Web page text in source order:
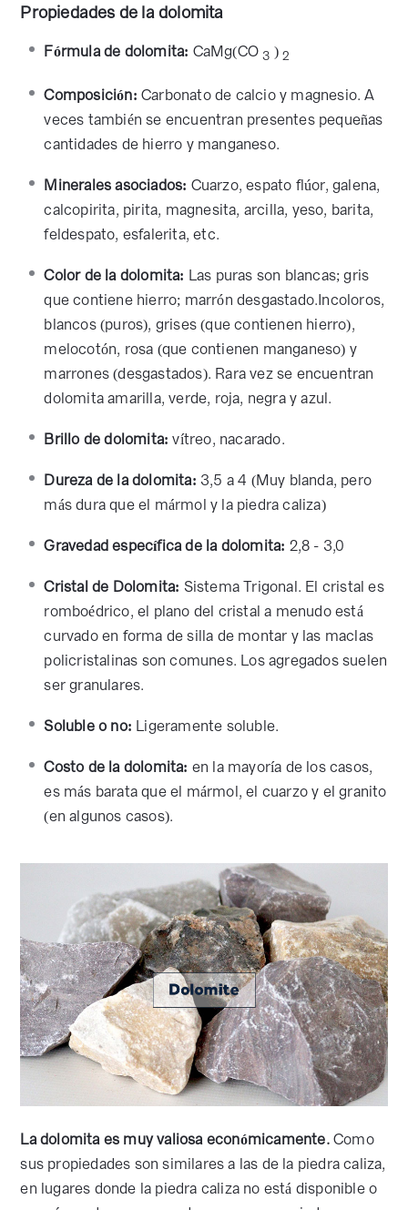
Propiedades de la dolomita
Fórmula de dolomita: CaMg(CO 3 )2
Composición: Carbonato de calcio y magnesio. A
veces también se encuentran presentes pequeñas
cantidades de hierro y manganeso.
Minerales asociados: Cuarzo, espato flúor, galena,
calcopirita, pirita, magnesita, arcilla, yeso, barita,
feldespato, esfalerita, etc.
Color de la dolomita: Las puras son blancas; gris
que contiene hierro; marrón desgastado.Incoloros,
blancos (puros), grises (que contienen hierro),
melocotón, rosa (que contienen manganeso) y
marrones (desgastados). Rara vez se encuentran
dolomita amarilla, verde, roja, negra y azul.
Brillo de dolomita: vítreo, nacarado.
Dureza de la dolomita: 3,5 a 4 (Muy blanda, pero
más dura que el mármol y la piedra caliza)
Gravedad específica de la dolomita: 2,8 - 3,0
Cristal de Dolomita: Sistema Trigonal. El cristal es
romboédrico, el plano del cristal a menudo está
curvado en forma de silla de montar y las maclas
policristalinas son comunes. Los agregados suelen
ser granulares.
Soluble o no: Ligeramente soluble.
Costo de la dolomita: en la mayoría de los casos,
es más barata que el mármol, el cuarzo y el granito
(en algunos casos).
La dolomita es muy valiosa económicamente.Como
sus propiedades son similares a las de la piedra caliza,
en lugares donde la piedra caliza no está disponible o